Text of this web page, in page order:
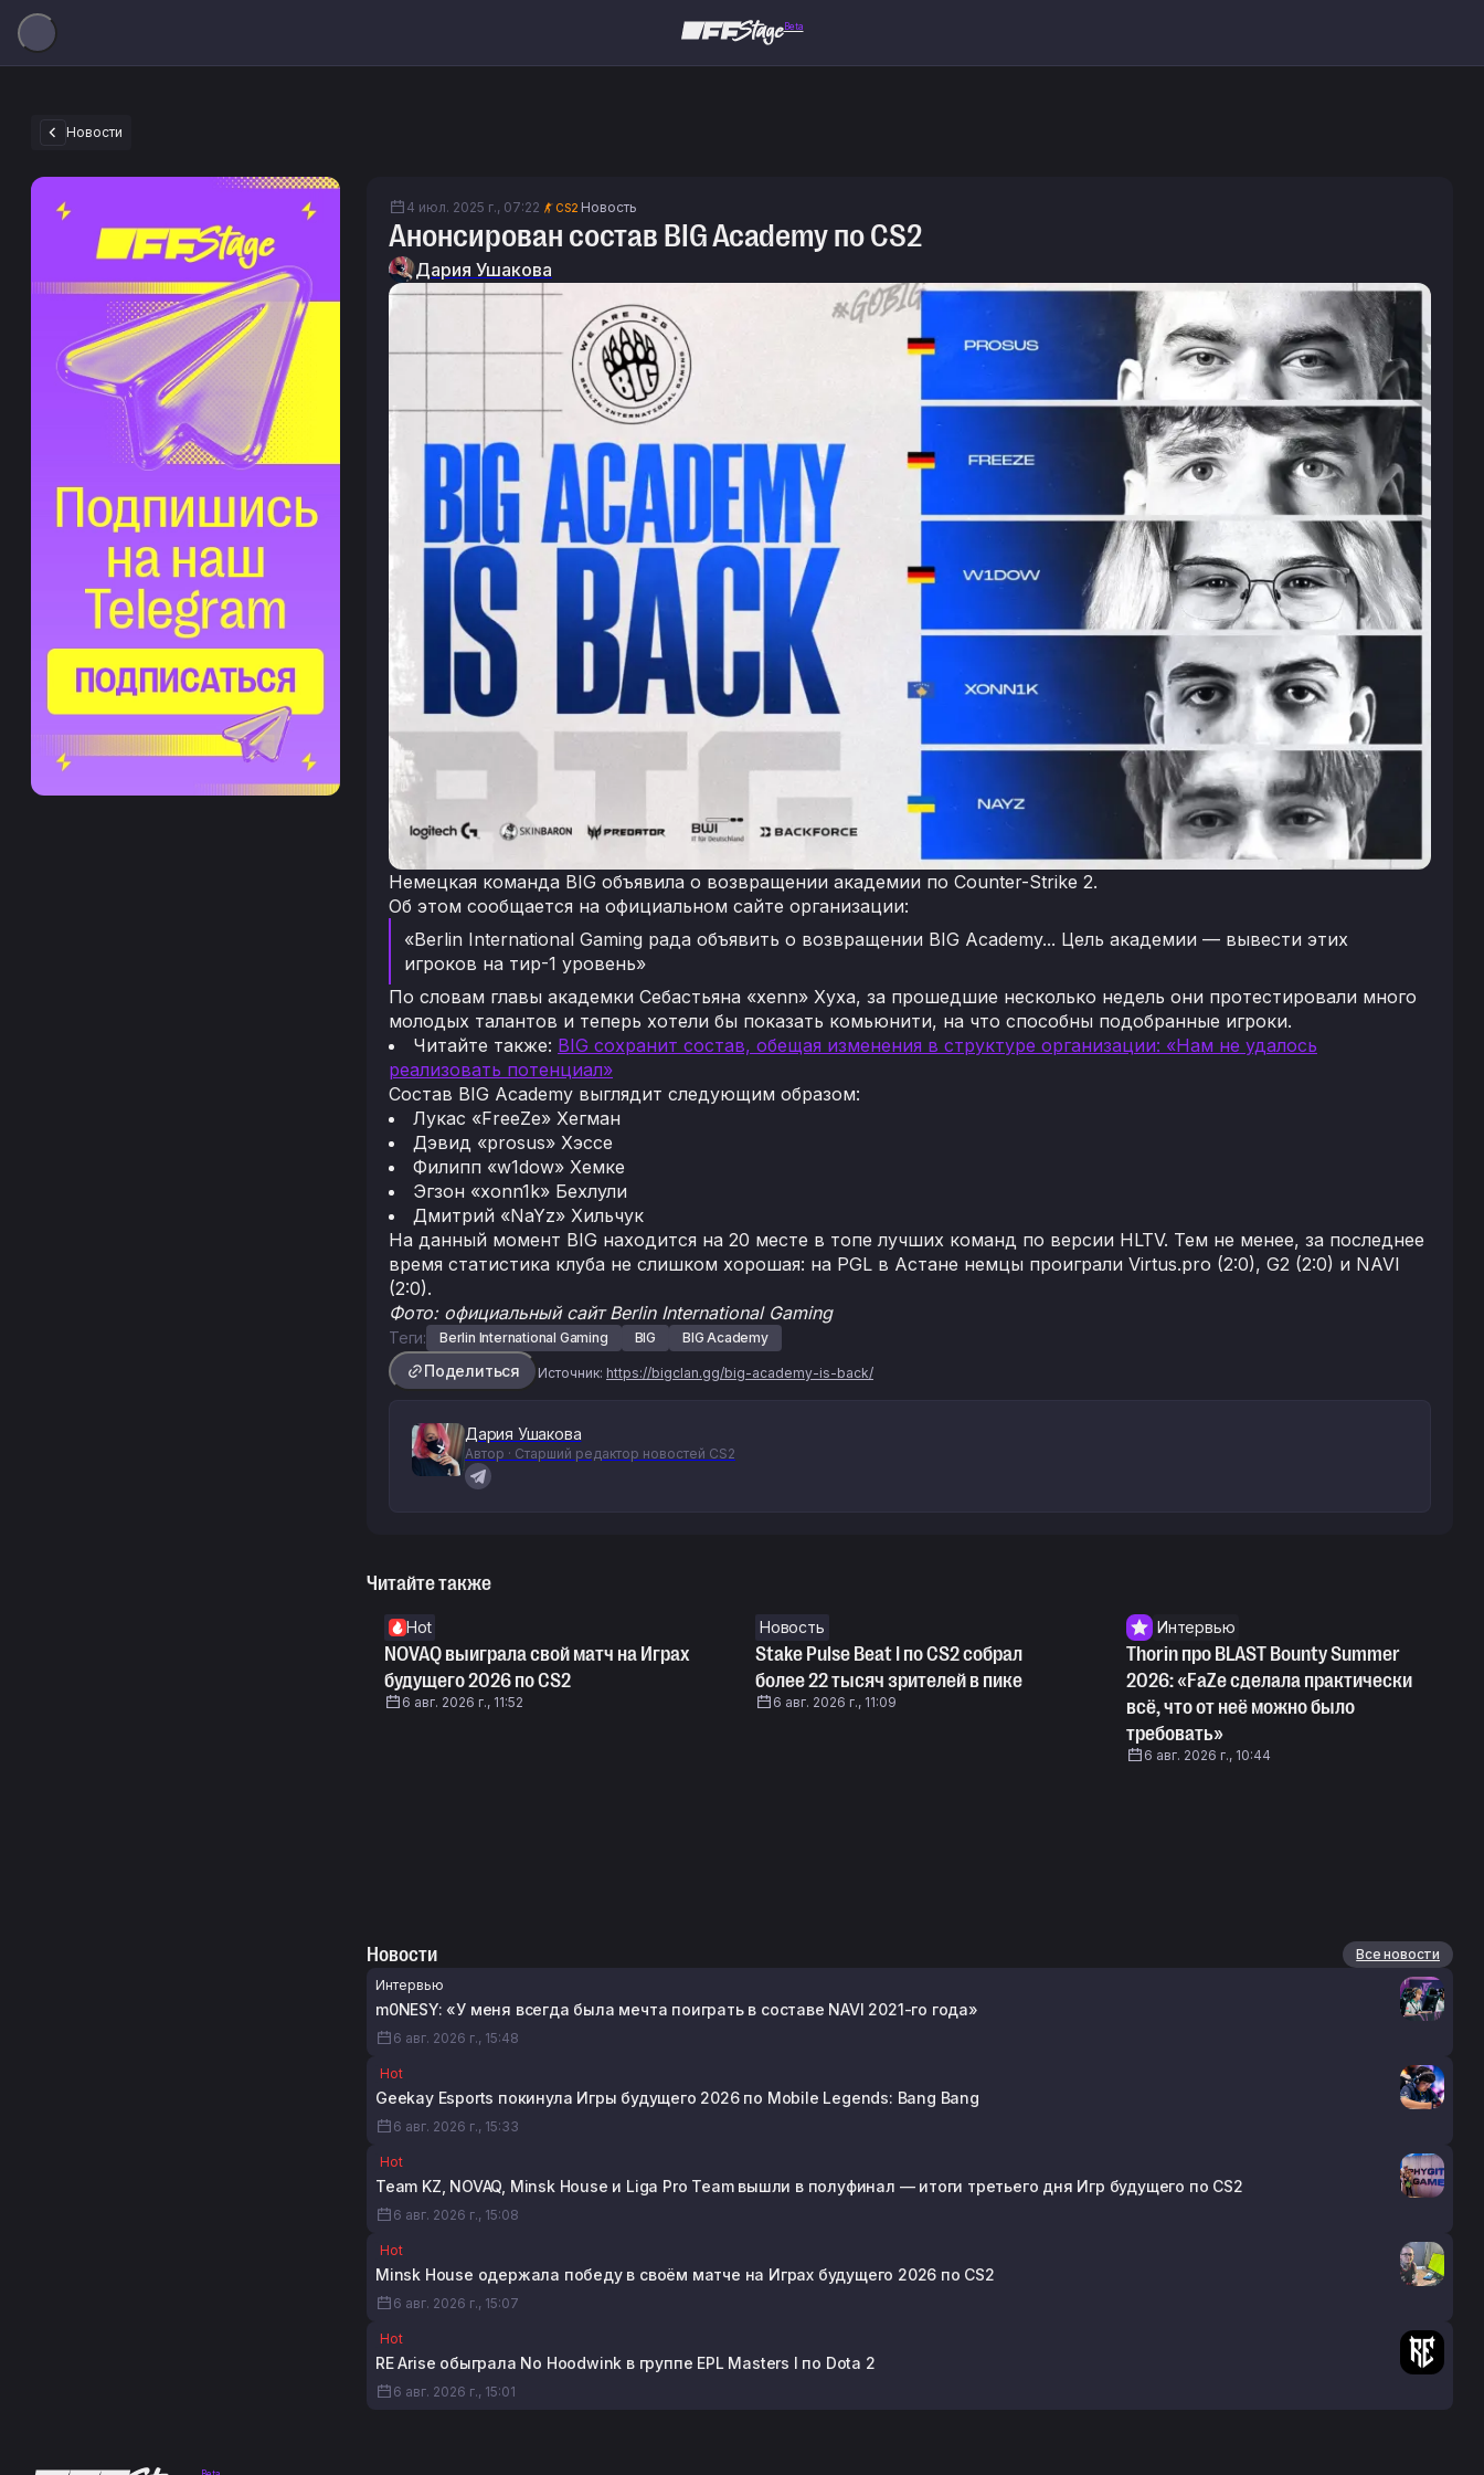
Beta
Новости
4 июл. 2025 г., 07:22 CS2 Новость
Анонсирован состав BIG Academy по CS2
Дария Ушакова
Немецкая команда BIG объявила о возвращении академии по Counter-Strike 2.
Об этом сообщается на официальном сайте организации:
«Berlin International Gaming рада объявить о возвращении BIG Academy... Цель академии — вывести этих
игроков на тир-1 уровень»
По словам главы академки Себастьяна «xenn» Хуха, за прошедшие несколько недель они протестировали много
молодых талантов и теперь хотели бы показать комьюнити, на что способны подобранные игроки.
Читайте также: BIG сохранит состав, обещая изменения в структуре организации: «Нам не удалось
реализовать потенциал»
Состав BIG Academy выглядит следующим образом:
Лукас «FreeZe» Хегман
Дэвид «prosus» Хэссе
Филипп «w1dow» Хемке
Эгзон «xonn1k» Бехлули
Дмитрий «NaYz» Хильчук
На данный момент BIG находится на 20 месте в топе лучших команд по версии HLTV. Тем не менее, за последнее
время статистика клуба не слишком хорошая: на PGL в Астане немцы проиграли Virtus.pro (2:0), G2 (2:0) и NAVI
(2:0).
Фото: официальный сайт Berlin International Gaming
Теги: Berlin International Gaming BIG BIG Academy
Поделиться Источник: https://bigclan.gg/big-academy-is-back/
Дария Ушакова
Автор · Старший редактор новостей CS2
Читайте также
Hot
NOVAQ выиграла свой матч на Играх
будущего 2026 по CS2
6 авг. 2026 г., 11:52
Новость
Stake Pulse Beat I по CS2 собрал
более 22 тысяч зрителей в пике
6 авг. 2026 г., 11:09
Интервью
Thorin про BLAST Bounty Summer
2026: «FaZe сделала практически
всё, что от неё можно было
требовать»
6 авг. 2026 г., 10:44
Новости
Все новости
Интервью
m0NESY: «У меня всегда была мечта поиграть в составе NAVI 2021-го года»
6 авг. 2026 г., 15:48
Hot
Geekay Esports покинула Игры будущего 2026 по Mobile Legends: Bang Bang
6 авг. 2026 г., 15:33
Hot
Team KZ, NOVAQ, Minsk House и Liga Pro Team вышли в полуфинал — итоги третьего дня Игр будущего по CS2
6 авг. 2026 г., 15:08
Hot
Minsk House одержала победу в своём матче на Играх будущего 2026 по CS2
6 авг. 2026 г., 15:07
Hot
RE Arise обыграла No Hoodwink в группе EPL Masters I по Dota 2
6 авг. 2026 г., 15:01